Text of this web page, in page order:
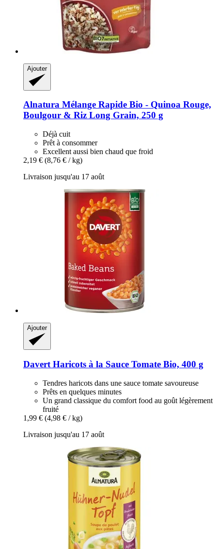
Ajouter
Alnatura Mélange Rapide Bio -​ Quinoa Rouge,
Boulgour & Riz Long Grain, 250 g
Déjà cuit
Prêt à consommer
Excellent aussi bien chaud que froid
2,19 € (8,76 € / kg)
Livraison jusqu'au 17 août
Ajouter
Davert Haricots à la Sauce Tomate Bio, 400 g
Tendres haricots dans une sauce tomate savoureuse
Prêts en quelques minutes
Un grand classique du comfort food au goût légèrement
fruité
1,99 € (4,98 € / kg)
Livraison jusqu'au 17 août